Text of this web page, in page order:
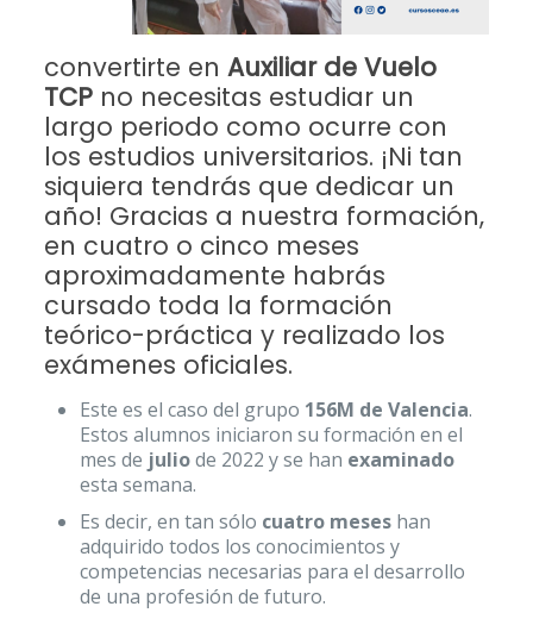
convertirte en Auxiliar de Vuelo
TCP no necesitas estudiar un
largo periodo como ocurre con
los estudios universitarios. ¡Ni tan
siquiera tendrás que dedicar un
año! Gracias a nuestra formación,
en cuatro o cinco meses
aproximadamente habrás
cursado toda la formación
teórico-práctica y realizado los
exámenes oficiales.
Este es el caso del grupo 156M de Valencia.
Estos alumnos iniciaron su formación en el
mes de juliode 2022 y se han examinado
esta semana.
Es decir, en tan sólo cuatro meseshan
adquirido todos los conocimientos y
competencias necesarias para el desarrollo
de una profesión de futuro.